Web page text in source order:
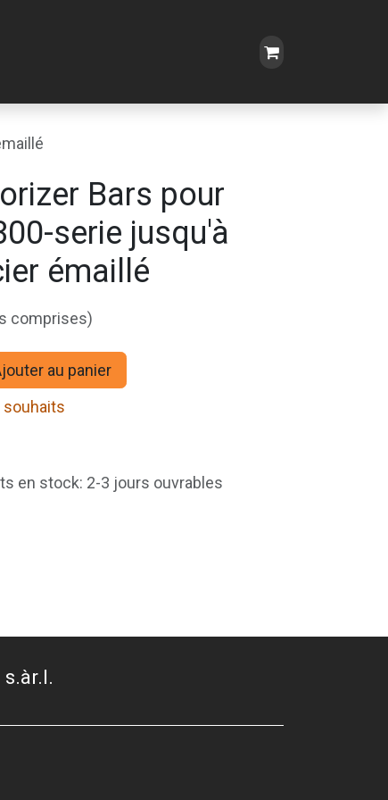
Bars pour
serie jusqu'à
émaillé
comprises)
au panier
souhaits
en stock: 2-3 jours ouvrables